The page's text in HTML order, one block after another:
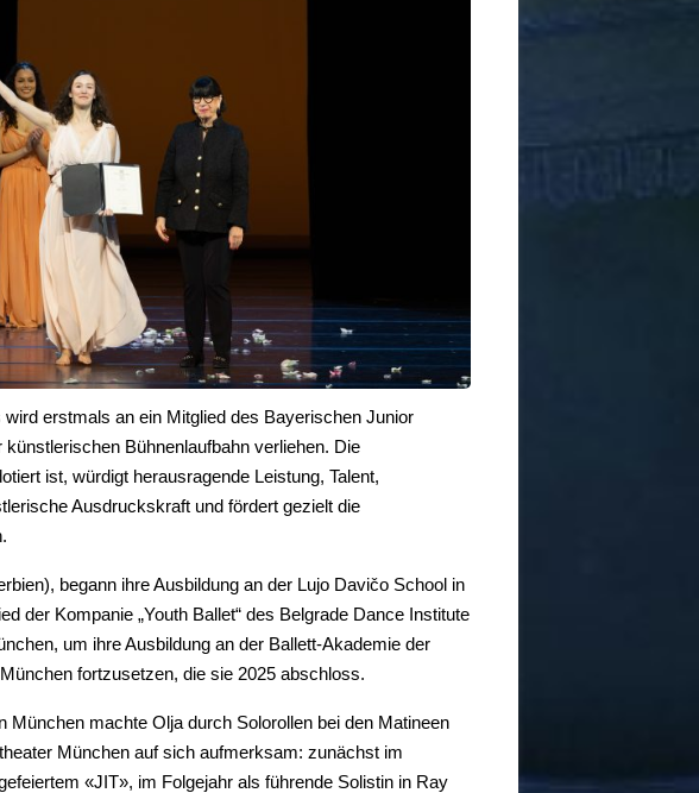
erstmals an ein Mitglied des Bayerischen Junior
Bühnenlaufbahn verliehen. Die
ist, würdigt herausragende Leistung, Talent,
Ausdruckskraft und fördert gezielt die
begann ihre Ausbildung an der Lujo Davičo School in
der Kompanie „Youth Ballet“ des Belgrade Dance Institute
um ihre Ausbildung an der Ballett-Akademie der
fortzusetzen, die sie 2025 abschloss.
München machte Olja durch Solorollen bei den Matineen
München auf sich aufmerksam: zunächst im
«JIT», im Folgejahr als führende Solistin in Ray